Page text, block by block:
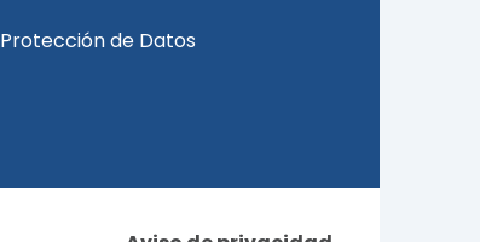
Protección de Datos